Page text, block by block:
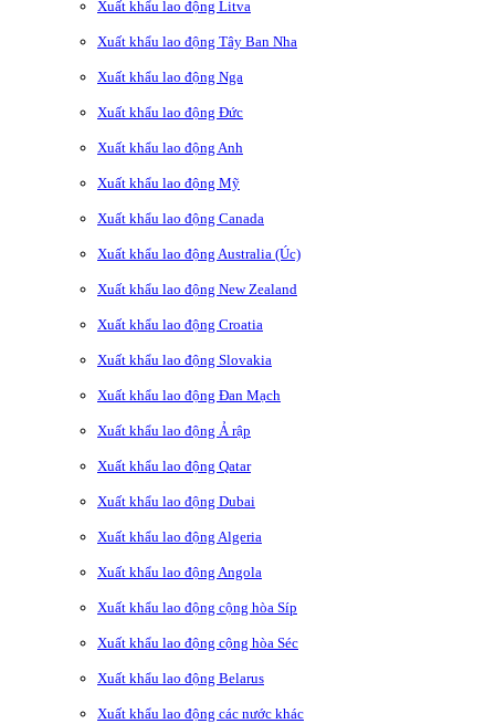
Xuất khẩu lao động Litva
Xuất khẩu lao động Tây Ban Nha
Xuất khẩu lao động Nga
Xuất khẩu lao động Đức
Xuất khẩu lao động Anh
Xuất khẩu lao động Mỹ
Xuất khẩu lao động Canada
Xuất khẩu lao động Australia (Úc)
Xuất khẩu lao động New Zealand
Xuất khẩu lao động Croatia
Xuất khẩu lao động Slovakia
Xuất khẩu lao động Đan Mạch
Xuất khẩu lao động Ả rập
Xuất khẩu lao động Qatar
Xuất khẩu lao động Dubai
Xuất khẩu lao động Algeria
Xuất khẩu lao động Angola
Xuất khẩu lao động cộng hòa Síp
Xuất khẩu lao động cộng hòa Séc
Xuất khẩu lao động Belarus
Xuất khẩu lao động các nước khác